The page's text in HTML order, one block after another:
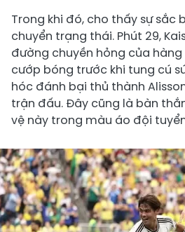
Trong khi đó, cho thấy sự sắc
chuyển trạng thái. Phút 29,
đường chuyền hỏng của hàng
cướp bóng trước khi tung cú
hóc đánh bại thủ thành
trận đấu. Đây cũng là bàn
vệ này trong màu áo đội